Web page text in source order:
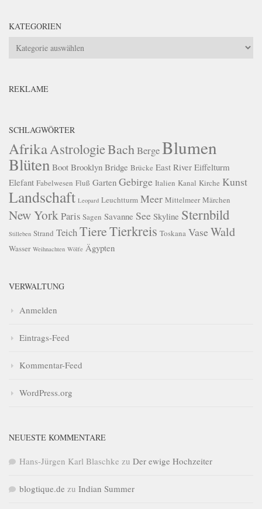
KATEGORIEN
Kategorien
REKLAME
SCHLAGWÖRTER
Afrika AstrologieBachBergeBlumen
Blüten Boot Brooklyn Bridge Brücke East River Eiffelturm
Elefant Fabelwesen Fluß Garten Gebirge Italien Kanal Kirche Kunst
Landschaft Leopard Leuchtturm Meer Mittelmeer Märchen
New YorkParis Sagen Savanne See Skyline Sternbild
Stilleben Strand TeichTiereTierkreis Toskana VaseWald
Wasser Weihnachten Wölfe Ägypten
VERWALTUNG
Anmelden
Eintrags-Feed
Kommentar-Feed
WordPress.org
NEUESTE KOMMENTARE
Hans-Jürgen Karl Blaschke zu Der ewige Hochzeiter
blogtique.de zu Indian Summer